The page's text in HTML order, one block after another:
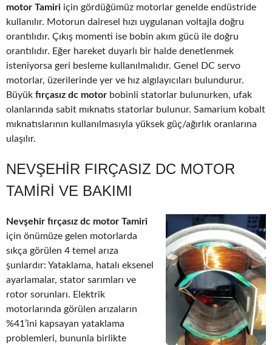
motor Tamiri için gördüğümüz motorlar genelde endüstride
kullanılır. Motorun dairesel hızı uygulanan voltajla doğru
orantılıdır. Çıkış momenti ise bobin akım gücü ile doğru
orantılıdır. Eğer hareket duyarlı bir halde denetlenmek
isteniyorsa geri besleme kullanılmalıdır. Genel DC servo
motorlar, üzerilerinde yer ve hız algılayıcıları bulundurur.
Büyük fırçasız dc motor bobinli statorlar bulunurken, ufak
olanlarında sabit mıknatıs statorlar bulunur. Samarium kobalt
mıknatıslarının kullanılmasıyla yüksek güç/ağırlık oranlarına
ulaşılır.
NEVŞEHIR FIRÇASIZ DC MOTOR
TAMIRI VE BAKIMI
Nevşehir fırçasız dc motor Tamiri
için önümüze gelen motorlarda
sıkça görülen 4 temel arıza
şunlardır: Yataklama, hatalı eksenel
ayarlamalar, stator sarımları ve
rotor sorunları. Elektrik
motorlarında görülen arızaların
%41’ini kapsayan yataklama
problemleri, bununla birlikte